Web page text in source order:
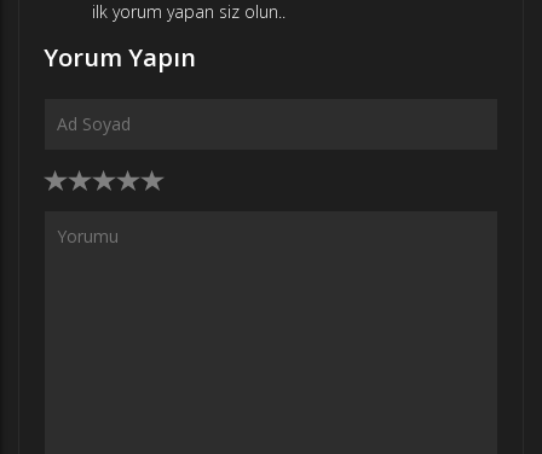
ilk yorum yapan siz olun..
Yorum Yapın